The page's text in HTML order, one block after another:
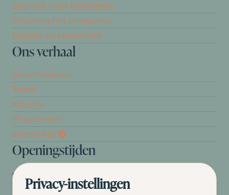
Begroot jouw badkamer
Ontvang het magazine
Bezoek de showroom
Ons verhaal
Geschiedenis
Team
Nieuws
Pluspunten
Vacatures ➑
Openingstijden
DI 09.00 tot 17.30
Privacy-instellingen